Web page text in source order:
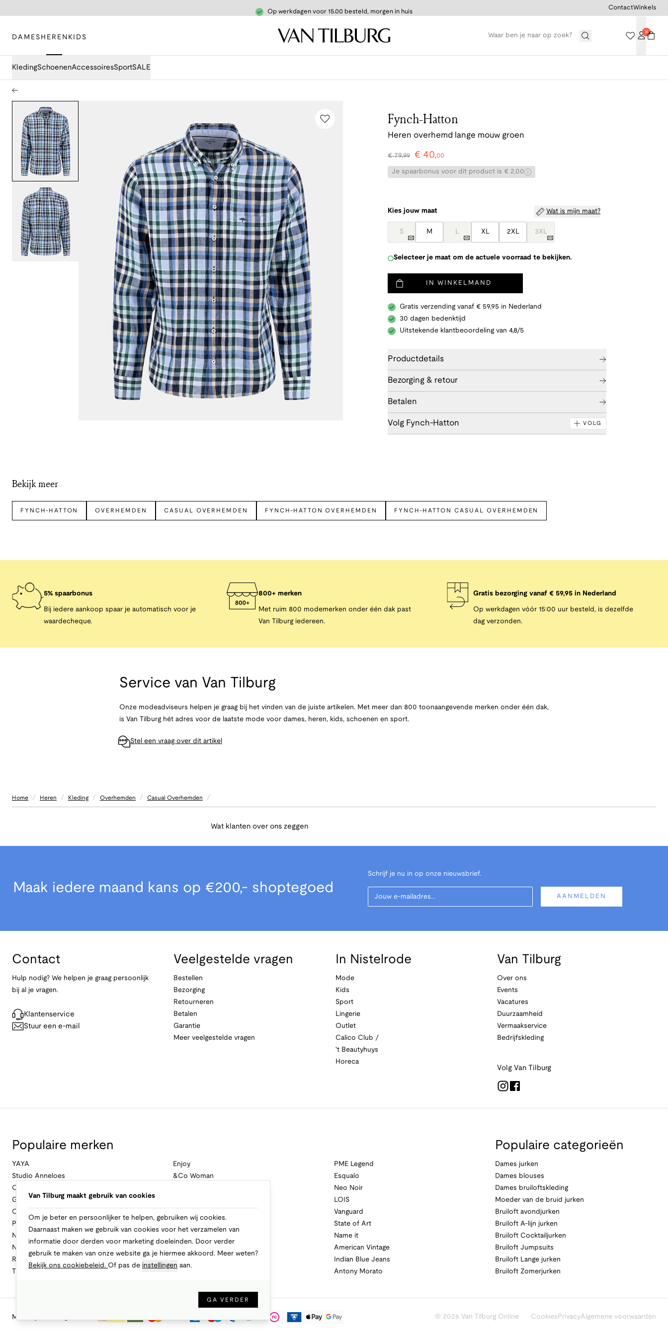
Op werkdagen voor 15.00 besteld, morgen in huis
DAMES HEREN KIDS
KledingSchoenenAccessoiresSportSALE
ContactWinkels
Fynch-Hatton
Heren overhemd lange mouw groen
€79,99 € 40,00
Je spaarbonus voor dit product is € 2,00
Kies jouw maat Wat is mijn maat?
S M L XL 2XL 3XL
Selecteer je maat om de actuele voorraad te bekijken.
IN WINKELMAND
Gratis verzending vanaf € 59,95 in Nederland
30 dagen bedenktijd
Uitstekende klantbeoordeling van 4,8/5
Productdetails
Bezorging & retour
Betalen
Volg Fynch-Hatton VOLG
Bekijk meer
FYNCH-HATTON OVERHEMDEN CASUAL OVERHEMDEN FYNCH-HATTON OVERHEMDEN FYNCH-HATTON CASUAL OVERHEMDEN
5% spaarbonus
Bij iedere aankoop spaar je automatisch voor je
waardecheque.
800+ merken
Met ruim 800 modemerken onder één dak past
Van Tilburg iedereen.
Gratis bezorging vanaf € 59,95 in Nederland
Op werkdagen vóór 15:00 uur besteld, is dezelfde
dag verzonden.
Service van Van Tilburg
Onze modeadviseurs helpen je graag bij het vinden van de juiste artikelen. Met meer dan 800 toonaangevende merken onder één dak,
is Van Tilburg hét adres voor de laatste mode voor dames, heren, kids, schoenen en sport.
Stel een vraag over dit artikel
Home / Heren / Kleding / Overhemden / Casual Overhemden /
Wat klanten over ons zeggen
Maak iedere maand kans op €200,- shoptegoed
Schrijf je nu in op onze nieuwsbrief.
Your Email
AANMELDEN
Contact
Hulp nodig? We helpen je graag persoonlijk
bij al je vragen.
Klantenservice
Stuur een e-mail
Veelgestelde vragen
Bestellen
Bezorging
Retourneren
Betalen
Garantie
Meer veelgestelde vragen
In Nistelrode
Mode
Kids
Sport
Lingerie
Outlet
Calico Club /
't Beautyhuys
Horeca
Van Tilburg
Over ons
Events
Vacatures
Duurzaamheid
Vermaakservice
Bedrijfskleding
Volg Van Tilburg
Populaire merken
YAYA
Studio Anneloes
Cambio
Geisha
Cast Iron
Profuomo
No Excess
New Balance
Rinascimento
Tramontana
Enjoy
&Co Woman
PME Legend
Esqualo
Neo Noir
LOIS
Vanguard
State of Art
Name it
American Vintage
Indian Blue Jeans
Antony Morato
Populaire categorieën
Dames jurken
Dames blouses
Dames bruiloftskleding
Moeder van de bruid jurken
Bruiloft avondjurken
Bruiloft A-lijn jurken
Bruiloft Cocktailjurken
Bruiloft Jumpsuits
Bruiloft Lange jurken
Bruiloft Zomerjurken
Makkelijk en veilig betalen © 2026 Van Tilburg Online Cookies PrivacyAlgemene voorwaarden
Van Tilburg maakt gebruik van cookies
Om je beter en persoonlijker te helpen, gebruiken wij cookies.
Daarnaast maken we gebruik van cookies voor het verzamelen van
informatie door derden voor marketing doeleinden. Door verder
gebruik te maken van onze website ga je hiermee akkoord. Meer weten?
Bekijk ons cookiebeleid. Of pas de instellingen aan.
GA VERDER